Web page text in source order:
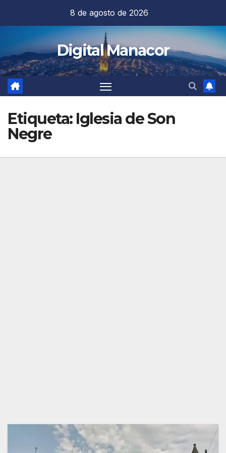
contenido
8 de agosto de 2026
Digital Manacor
Etiqueta: Iglesia de Son
Negre